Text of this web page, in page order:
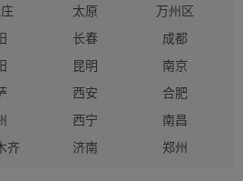
太原
万州区
长春
成都
昆明
南京
西安
合肥
西宁
南昌
齐 济南 郑州